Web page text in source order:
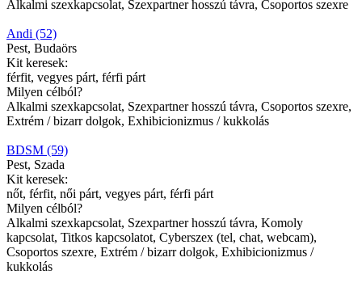
Alkalmi szexkapcsolat, Szexpartner hosszú távra, Csoportos szexre
Andi (52)
Pest, Budaörs
Kit keresek:
férfit, vegyes párt, férfi párt
Milyen célból?
Alkalmi szexkapcsolat, Szexpartner hosszú távra, Csoportos szexre,
Extrém / bizarr dolgok, Exhibicionizmus / kukkolás
BDSM (59)
Pest, Szada
Kit keresek:
nőt, férfit, női párt, vegyes párt, férfi párt
Milyen célból?
Alkalmi szexkapcsolat, Szexpartner hosszú távra, Komoly
kapcsolat, Titkos kapcsolatot, Cyberszex (tel, chat, webcam),
Csoportos szexre, Extrém / bizarr dolgok, Exhibicionizmus /
kukkolás